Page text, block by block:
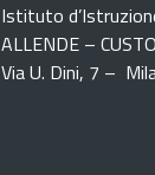
Istituto
ALLENDE –
Via U. Dini, 7 –